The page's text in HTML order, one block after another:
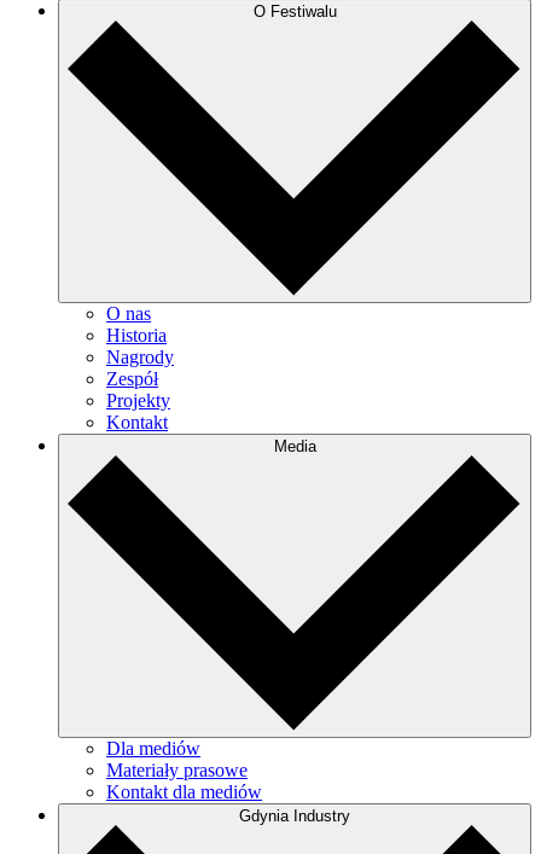
O Festiwalu
O nas
Historia
Nagrody
Zespół
Projekty
Kontakt
Media
Dla mediów
Materiały prasowe
Kontakt dla mediów
Gdynia Industry